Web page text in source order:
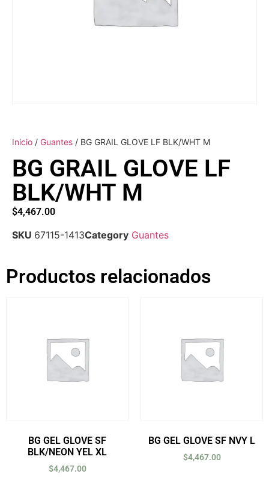
Inicio / Guantes / BG GRAIL GLOVE LF BLK/WHT M
BG GRAIL GLOVE LF
BLK/WHT M
$4,467.00
SKU 67115-1413Category Guantes
Productos relacionados
BG GEL GLOVE SF
BLK/NEON YEL XL
$4,467.00
BG GEL GLOVE SF NVY L
$4,467.00